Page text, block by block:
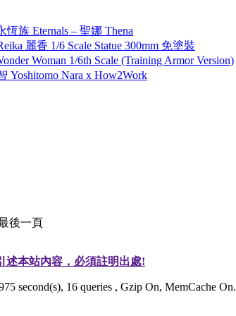
恆族 Eternals – 聖娜 Thena
麗香 1/6 Scale Statue 300mm 免塗裝
Woman 1/6th Scale (Training Armor Version)
Yoshitomo Nara x How2Work
後一頁
述本站內容，必須註明出處!
second(s), 16 queries , Gzip On, MemCache On.